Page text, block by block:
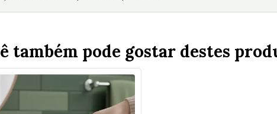
também pode gostar destes